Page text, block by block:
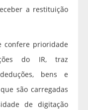
a restituição
confere prioridade
do IR, traz
bens e
são carregadas
de digitação